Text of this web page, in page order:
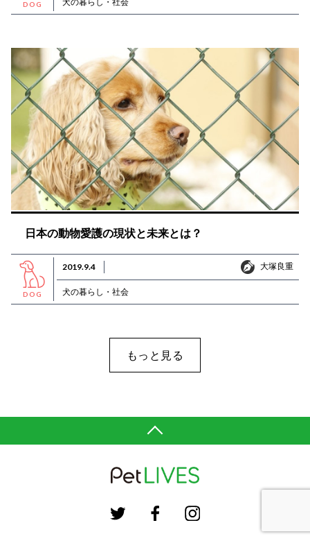
DOG
日本の動物愛護の現状と未来とは？
DOG
2019.9.4 大塚良重
大塚良重
犬の暮らし・社会
もっと見る